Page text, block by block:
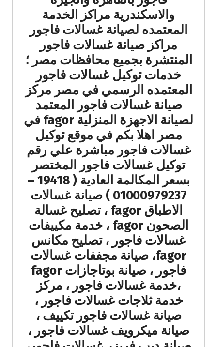
والاسكندرية مراكز الخدمة
المعتمده لصيانة غسالات فاجور
مراكز صيانة غسالات فاجور
المنتشرة بجميع محافظات مصر ؛
خدمات توكيل غسالات فاجور
المعتمده الرسمي في مصر مركز
صيانة غسالات فاجور المعتمد
لصيانة الاجهزة المنزلية fagor في
مصر اهلا بكم في موقع توكيل
غسالات فاجور مباشرة علي رقم
توكيل غسالات فاجور المختصر
بسعر المكالمة العادية ( 19418 –
01000979237 ) صيانة غسالات
الاطباق fagor ، تصليح غسالة
الصحون fagor ، خدمة مكييفات
غسالات فاجور ، تصليح مكانس
fagor، صيانة مجففات غسالات
فاجور ، صيانة بوتاجازات fagor
،خدمة غسالات فاجور ، مركز
خدمة ثلاجات غسالات فاجور ،
صيانة غسالات فاجور تكييف ،
صيانة ميكرويف غسالات فاجور ،